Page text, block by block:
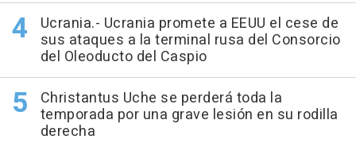
Ucrania.- Ucrania promete a EEUU el cese de
sus ataques a la terminal rusa del Consorcio
del Oleoducto del Caspio
Christantus Uche se perderá toda la
temporada por una grave lesión en su rodilla
derecha